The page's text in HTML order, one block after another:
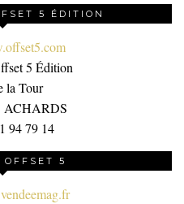
5 ÉDITION
5 Édition
la Tour
ACHARDS
94 79 14
OFFSET 5